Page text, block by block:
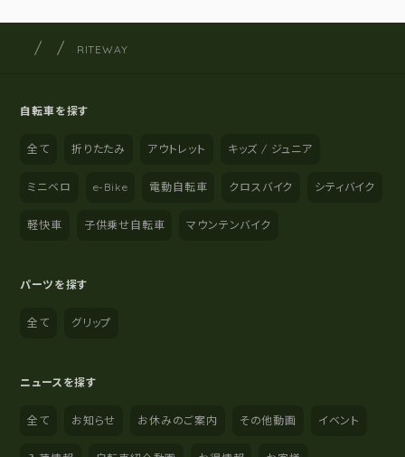
サイト内の現在地
サイクルショップナカゴヤ
RITEWAY
自転車を探す
全て 折りたたみ アウトレット キッズ / ジュニア
ミニベロ e-Bike 電動自転車 クロスバイク シティバイク
軽快車 子供乗せ自転車 マウンテンバイク
パーツを探す
全て グリップ
ニュースを探す
全て お知らせ お休みのご案内 その他動画 イベント